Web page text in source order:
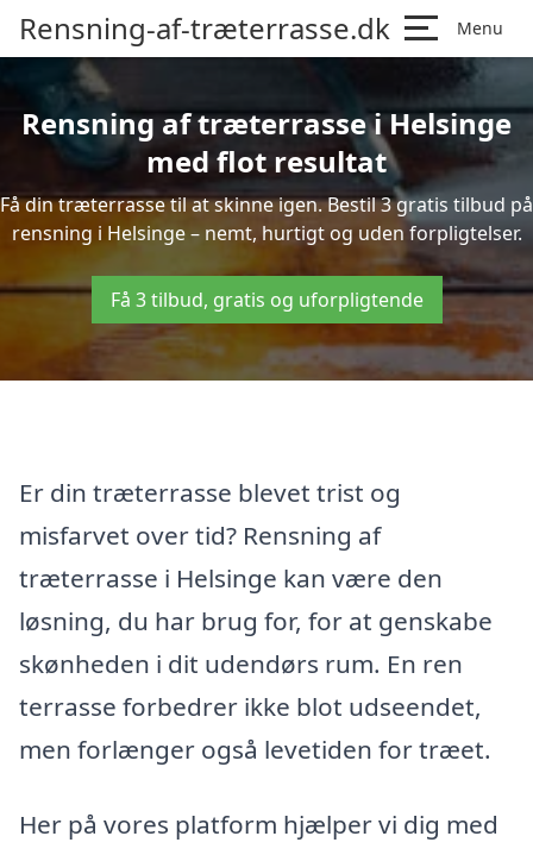
Rensning-af-træterrasse.dk Menu
Rensning af træterrasse i Helsinge
med flot resultat
Få din træterrasse til at skinne igen. Bestil 3 gratis tilbud på
rensning i Helsinge – nemt, hurtigt og uden forpligtelser.
Få 3 tilbud, gratis og uforpligtende
Er din træterrasse blevet trist og
misfarvet over tid? Rensning af
træterrasse i Helsinge kan være den
løsning, du har brug for, for at genskabe
skønheden i dit udendørs rum. En ren
terrasse forbedrer ikke blot udseendet,
men forlænger også levetiden for træet.
Her på vores platform hjælper vi dig med